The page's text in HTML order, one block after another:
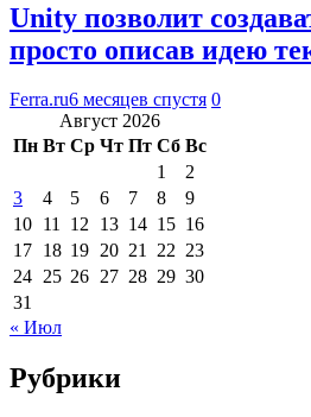
Unity позволит
просто описав идею
Ferra.ru6 месяцев спустя 0
Август 2026
Пн Вт Ср Чт Пт Сб Вс
1
2
3
4 5 6 7 8
9
10 11 12 13 14 15 16
17 18 19 20 21 22 23
24 25 26 27 28 29 30
31
« Июл
Рубрики